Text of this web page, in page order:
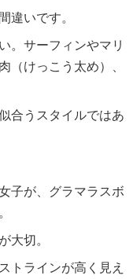
違いです。
。サーフィンやマリ
（けっこう太め）、
合うスタイルではあ
子が、グラマラスボ
大切。
トラインが高く見え